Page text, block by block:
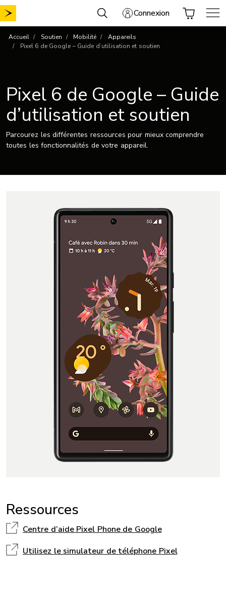
Aller
au
Connexion
Accueil Soutien Mobilité
Appareils
Pixel 6 de Google – Guide d’utilisation et soutien
Pixel 6 de Google – Guide
d’utilisation et soutien
Parcourez les différentes ressources pour mieux comprendre
toutes les fonctionnalités de votre appareil.
Ressources
Centre d’aide Pixel Phone de Google
Utilisez le simulateur de téléphone Pixel